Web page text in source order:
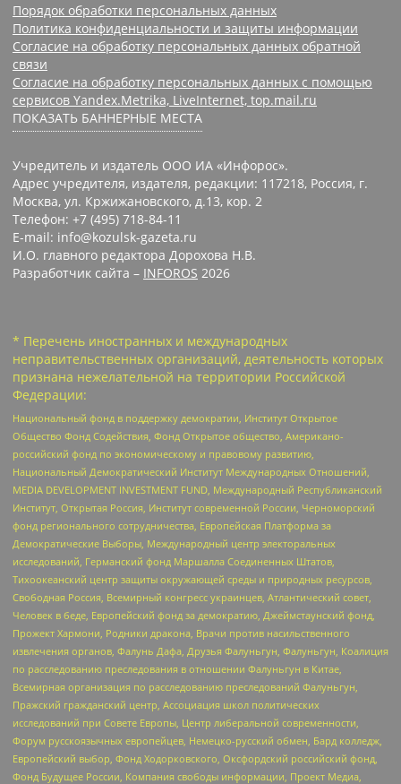
Порядок обработки персональных данных
Политика конфиденциальности и защиты информации
Согласие на обработку персональных данных обратной
связи
Согласие на обработку персональных данных с помощью
сервисов Yandex.Metrika, LiveInternet, top.mail.ru
ПОКАЗАТЬ БАННЕРНЫЕ МЕСТА
Учредитель и издатель ООО ИА «Инфорос».
Адрес учредителя, издателя, редакции: 117218, Россия, г.
Москва, ул. Кржижановского, д.13, кор. 2
Телефон: +7 (495) 718-84-11
E-mail: info@kozulsk-gazeta.ru
И.О. главного редактора Дорохова Н.В.
Разработчик сайта – INFOROS 2026
* Перечень иностранных и международных
неправительственных организаций, деятельность которых
признана нежелательной на территории Российской
Федерации:
Национальный фонд в поддержку демократии, Институт Открытое
Общество Фонд Содействия, Фонд Открытое общество, Американо-
российский фонд по экономическому и правовому развитию,
Национальный Демократический Институт Международных Отношений,
MEDIA DEVELOPMENT INVESTMENT FUND, Международный Республиканский
Институт, Открытая Россия, Институт современной России, Черноморский
фонд регионального сотрудничества, Европейская Платформа за
Демократические Выборы, Международный центр электоральных
исследований, Германский фонд Маршалла Соединенных Штатов,
Тихоокеанский центр защиты окружающей среды и природных ресурсов,
Свободная Россия, Всемирный конгресс украинцев, Атлантический совет,
Человек в беде, Европейский фонд за демократию, Джеймстаунский фонд,
Прожект Хармони, Родники дракона, Врачи против насильственного
извлечения органов, Фалунь Дафа, Друзья Фалуньгун, Фалуньгун, Коалиция
по расследованию преследования в отношении Фалуньгун в Китае,
Всемирная организация по расследованию преследований Фалуньгун,
Пражский гражданский центр, Ассоциация школ политических
исследований при Совете Европы, Центр либеральной современности,
Форум русскоязычных европейцев, Немецко-русский обмен, Бард колледж,
Европейский выбор, Фонд Ходорковского, Оксфордский российский фонд,
Фонд Будущее России, Компания свободы информации, Проект Медиа,